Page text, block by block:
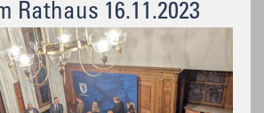
Rathaus 16.11.2023